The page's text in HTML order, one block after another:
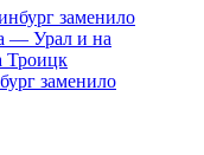
заменило